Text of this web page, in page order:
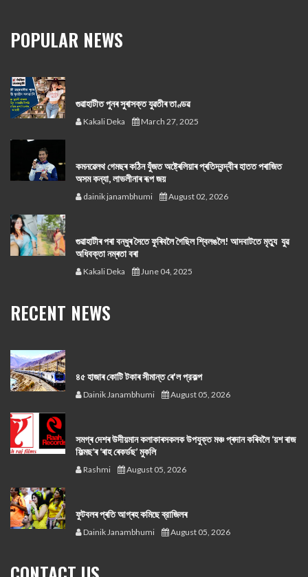
POPULAR NEWS
গুৱাহাটীত পুনৰ সুৰাসক্ত যুৱতীৰ তাণ্ডৱ
Kakali Deka March 27, 2025
কমনৱেলথ গেমছৰ কঠিন যুঁজত অষ্ট্ৰেলিয়াৰ প্ৰতিদ্বন্দ্বীৰ হাতত পৰাজিত
অসম কন্যা, লাভলীনাৰ ৰূপ জয়
dainik janambhumi August 02, 2026
গুৱাহাটীৰ পৰা বন্ধুৰ সৈতে ফুৰিবলৈ গৈছিল শ্বিলঙলৈ! আদবাটতে মৃত্যু যুৱ
অধিবক্তা নম্ৰতা বৰা
Kakali Deka June 04, 2025
RECENT NEWS
৪৫ হাজাৰ কোটি টকাৰ সীমান্ত ৰে'ল প্রকল্প
Dainik Janambhumi August 05, 2026
সমগ্ৰ দেশৰ উদীয়মান কলাকাৰসকলক উপযুক্ত মঞ্চ প্ৰদান কৰিবলৈ ‘য়শ ৰাজ
ফিল্মছ’ৰ ‘ৰাহ ৰেকৰ্ডছ’ মুকলি
Rashmi August 05, 2026
ফুটবলৰ প্ৰতি আগ্ৰহ কমিছে ব্রাজিলৰ
Dainik Janambhumi August 05, 2026